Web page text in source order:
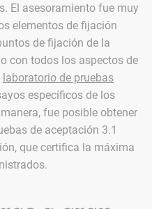
El asesoramiento fue muy
elementos de fijación
de fijación de la
con todos los aspectos de
laboratorio de pruebas
específicos de los
fue posible obtener
de aceptación 3.1
que certifica la máxima